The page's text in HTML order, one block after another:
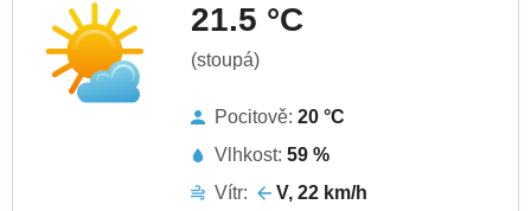
21.5 °C
(stoupá)
Pocitově: 20 °C
Vlhkost: 59 %
Vítr:
V, 22 km/h